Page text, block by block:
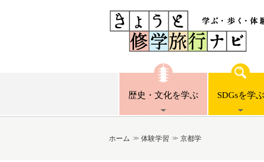
歴史・文化を学ぶ SDGsを学ぶ
ホーム 体験学習 京都学